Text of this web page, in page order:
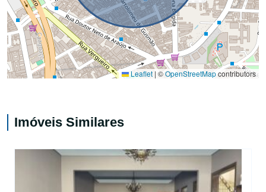
Leaflet | ©OpenStreetMapcontributors
Imóveis Similares